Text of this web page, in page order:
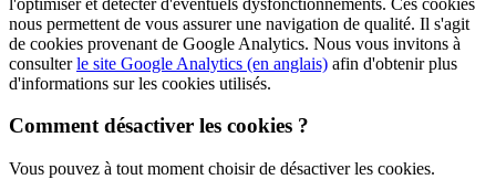
nous permettent de vous assurer une navigation de qualité. Il s'agit
de cookies provenant de Google Analytics. Nous vous invitons à
consulterle site Google Analytics (en anglais) afin d'obtenir plus
d'informations sur les cookies utilisés.
Comment désactiver les cookies ?
Vous pouvez à tout moment choisir de désactiver les cookies.